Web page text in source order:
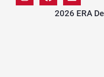
2026 ERA